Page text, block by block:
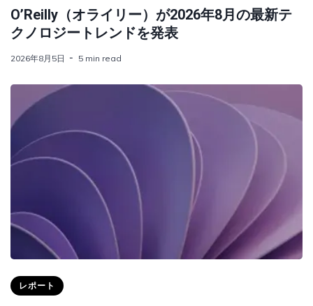
O’Reilly（オライリー）が2026年8月の最新テ
クノロジートレンドを発表
2026年8月5日 5 min read
レポート